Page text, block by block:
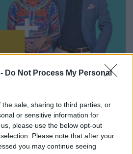
Do Not Process My Personal
sale, sharing to third parties, or
or sensitive information for
please use the below opt-out
Please note that after your
you may continue seeing
az RTL+ felületén!
az RTL.hu az elsők között
találatokban!